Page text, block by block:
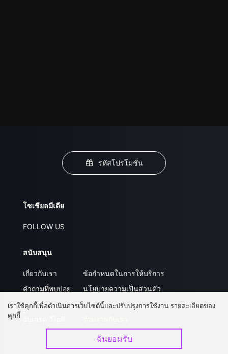
รหัสโปรโมชั่น
โซเชียลมีเดีย
FOLLOW US
สนับสนุน
เกี่ยวกับเรา
คำถามที่พบบ่อย
ติดต่อเรา
ข้อกำหนดในการให้บริการ
นโยบายความเป็นส่วนตัว
ส่งผลงานของคุณ
เราใช้คุกกี้เพื่อดำเนินการเว็บไซต์นี้และปรับปรุงการใช้งาน รายละเอียดของ
คุกกี้
ฉันยอมรับ